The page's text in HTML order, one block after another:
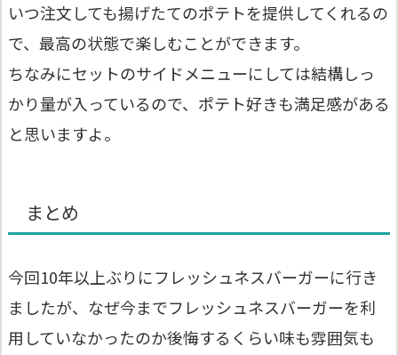
いつ注文しても揚げたてのポテトを提供してくれるの
で、最高の状態で楽しむことができます。
ちなみにセットのサイドメニューにしては結構しっ
かり量が入っているので、ポテト好きも満足感がある
と思いますよ。
まとめ
今回10年以上ぶりにフレッシュネスバーガーに行き
ましたが、なぜ今までフレッシュネスバーガーを利
用していなかったのか後悔するくらい味も雰囲気も